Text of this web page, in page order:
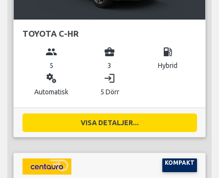
TOYOTA C-HR
group
5
business_center
3
local_gas_station
Hybrid
miscellaneous_services
Automatisk
login
5 Dörr
VISA DETALJER...
KOMPAKT